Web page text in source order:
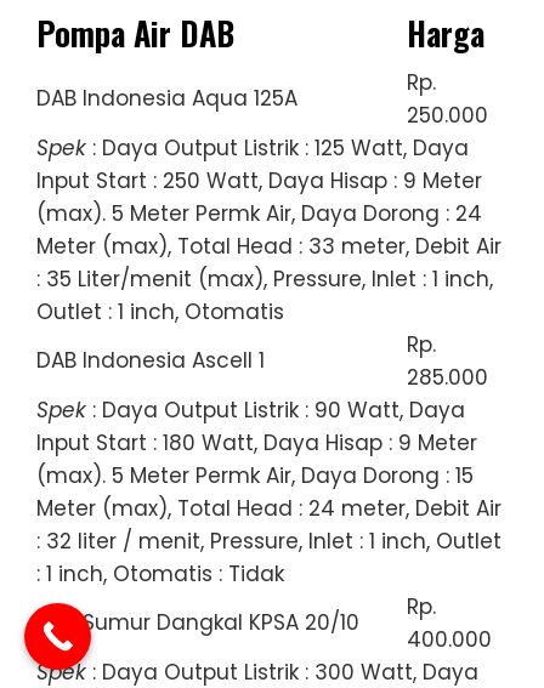
Pompa Air DAB Harga
DAB Indonesia Aqua 125A
Rp.
250.000
Spek : Daya Output Listrik : 125 Watt, Daya
Input Start : 250 Watt, Daya Hisap : 9 Meter
(max). 5 Meter Permk Air, Daya Dorong : 24
Meter (max), Total Head : 33 meter, Debit Air
: 35 Liter/menit (max), Pressure, Inlet : 1 inch,
Outlet : 1 inch, Otomatis
DAB Indonesia Ascell 1
Rp.
285.000
Spek : Daya Output Listrik : 90 Watt, Daya
Input Start : 180 Watt, Daya Hisap : 9 Meter
(max). 5 Meter Permk Air, Daya Dorong : 15
Meter (max), Total Head : 24 meter, Debit Air
: 32 liter / menit, Pressure, Inlet : 1 inch, Outlet
: 1 inch, Otomatis : Tidak
DAB Sumur Dangkal KPSA 20/10
Rp.
400.000
Spek : Daya Output Listrik : 300 Watt, Daya